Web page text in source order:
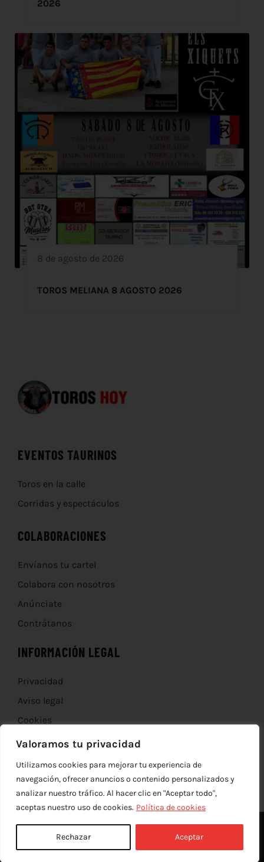
Valoramos tu privacidad
Utilizamos cookies para mejorar tu experiencia de
navegación, ofrecer anuncios o contenido personalizados y
analizar nuestro tráfico. Al hacer clic en "Aceptar todo",
aceptas nuestro uso de cookies. Política de cookies
Rechazar Aceptar
2026
8 de agosto de 2026
TOROS MELIANA 8 AGOSTO 2026
EVENTOS TAURINOS
Toros en la calle
Corridas y espectáculos
COLABORACIONES
Envíanos tu cartel
Colabora con nosotros
Anúnciate
Contrátanos
INFORMACIÓN LEGAL
Privacidad
Aviso legal
Cookies
Devoluciones
© Copyright 2012 - 2026 | | Todos los derechos reservados